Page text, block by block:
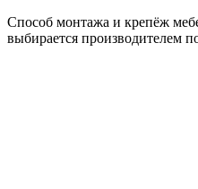
Способ монтажа и крепёж
выбирается производителем